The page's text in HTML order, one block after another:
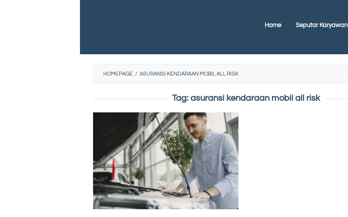
Home Seputar Karyawan
HOMEPAGE / ASURANSI KENDARAAN MOBIL ALL RISK
Tag: asuransi kendaraan mobil all risk